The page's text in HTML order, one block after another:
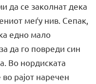
да се заколнат дека
меѓу нив. Сепак,
едно мало
да го повреди син
Во нордиската
рајот наречен